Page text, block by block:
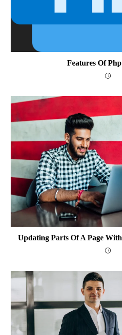
Features Of
Updating Parts Of A Page